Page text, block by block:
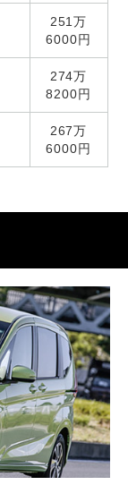
251万
6000円
274万
8200円
267万
6000円